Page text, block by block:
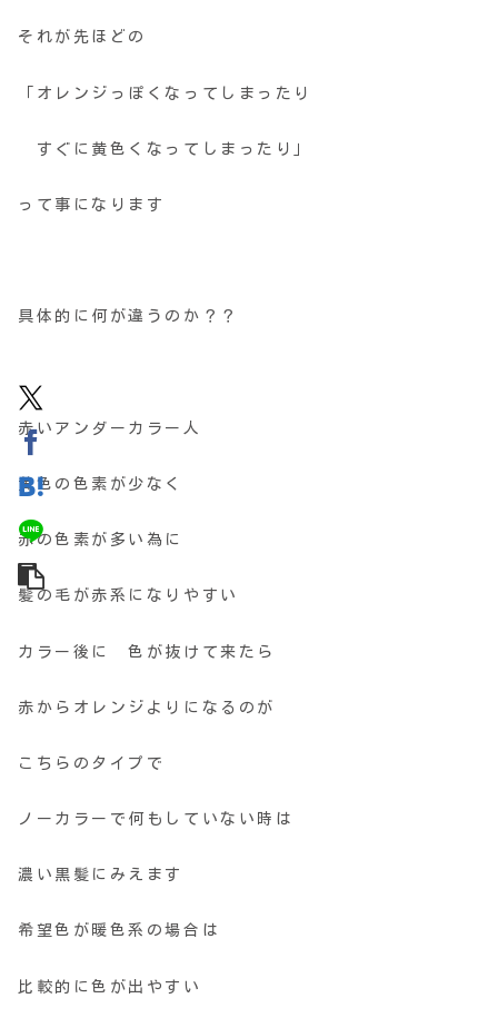
それが先ほどの
「オレンジっぽくなってしまったり
すぐに黄色くなってしまったり」
って事になります
具体的に何が違うのか？？
赤いアンダーカラー人
黄色の色素が少なく
赤の色素が多い為に
髪の毛が赤系になりやすい
カラー後に 色が抜けて来たら
赤からオレンジよりになるのが
こちらのタイプで
ノーカラーで何もしていない時は
濃い黒髪にみえます
希望色が暖色系の場合は
比較的に色が出やすい